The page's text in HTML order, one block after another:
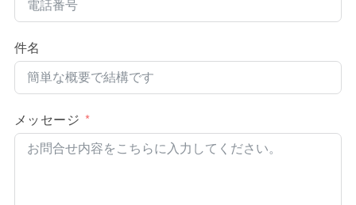
件名
メッセージ